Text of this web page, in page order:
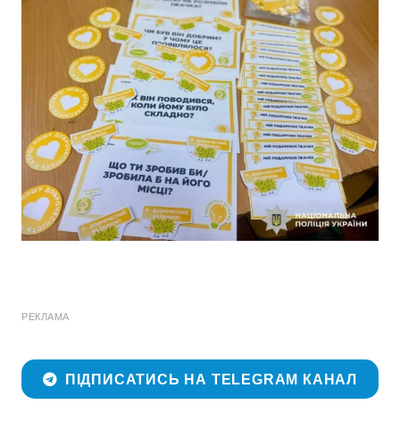
РЕКЛАМА
ПІДПИСАТИСЬ НА TELEGRAM КАНАЛ